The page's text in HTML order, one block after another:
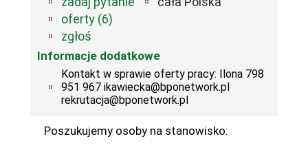
oferty (6)
zgłoś
Informacje dodatkowe
Kontakt w sprawie oferty pracy: Ilona 798
951 967 ikawiecka@bponetwork.pl
rekrutacja@bponetwork.pl
Poszukujemy osoby na stanowisko: